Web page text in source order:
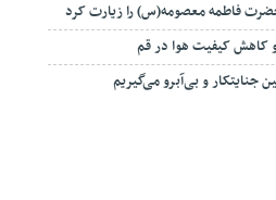
فاطمه معصومه(س) را زیارت کرد
کیفیت هوا در قم
جنایتکار و بی‌آبرو می‌گیریم